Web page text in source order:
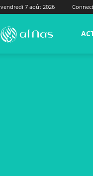
vendredi 7 août 2026
alNas.fr